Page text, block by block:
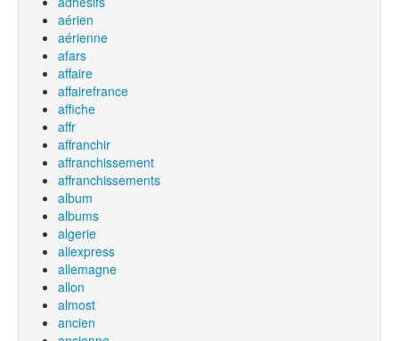
aérien
aérienne
afars
affaire
affairefrance
affiche
affr
affranchir
affranchissement
affranchissements
album
albums
algerie
aliexpress
allemagne
allon
almost
ancien